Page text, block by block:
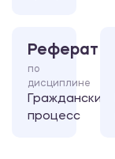
Реферат
по
дисциплине
Гражданский
процесс